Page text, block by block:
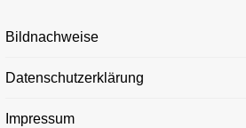
Bildnachweise
Datenschutzerklärung
Impressum